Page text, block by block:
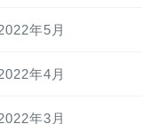
年5月
年4月
年3月